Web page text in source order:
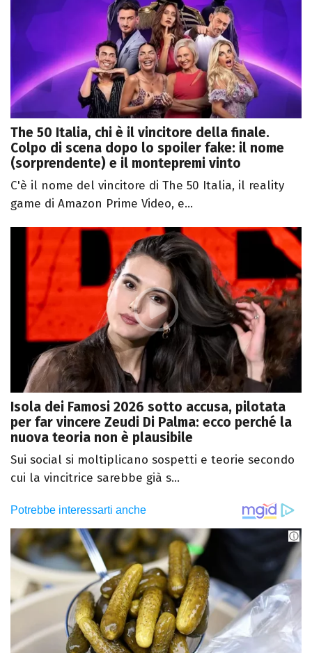
The 50 Italia, chi è il vincitore della finale.
Colpo di scena dopo lo spoiler fake: il nome
(sorprendente) e il montepremi vinto
C'è il nome del vincitore di The 50 Italia, il reality
game di Amazon Prime Video, e...
Isola dei Famosi 2026 sotto accusa, pilotata
per far vincere Zeudi Di Palma: ecco perché la
nuova teoria non è plausibile
Sui social si moltiplicano sospetti e teorie secondo
cui la vincitrice sarebbe già s...